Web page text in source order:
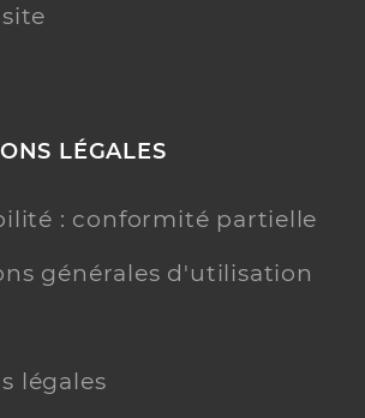
LÉGALES
: conformité partielle
générales d'utilisation
légales